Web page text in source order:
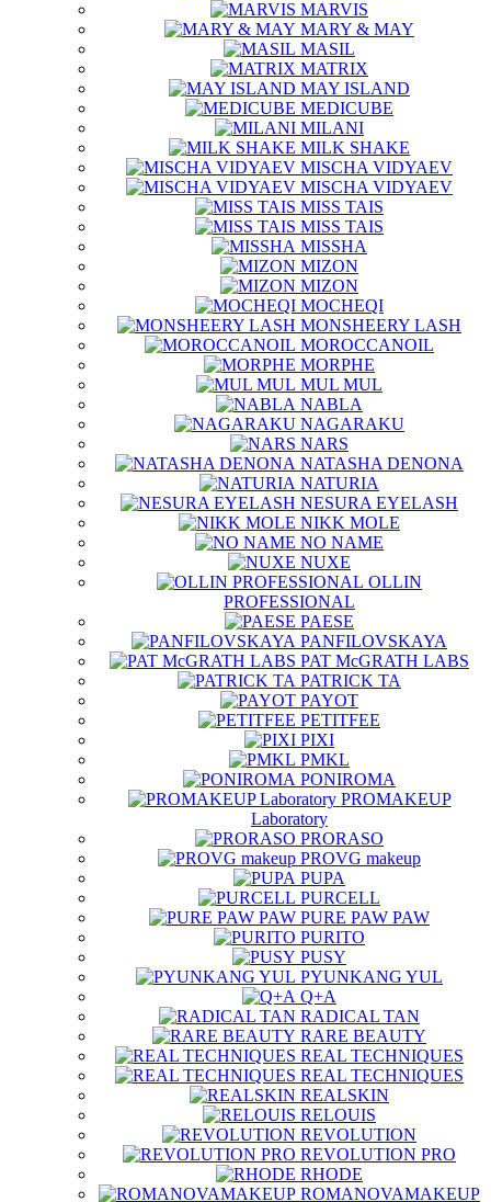
MARVIS
MARY & MAY
MASIL
MATRIX
MAY ISLAND
MEDICUBE
MILANI
MILK SHAKE
MISCHA VIDYAEV
MISCHA VIDYAEV
MISS TAIS
MISS TAIS
MISSHA
MIZON
MIZON
MOCHEQI
MONSHEERY LASH
MOROCCANOIL
MORPHE
MUL MUL
NABLA
NAGARAKU
NARS
NATASHA DENONA
NATURIA
NESURA EYELASH
NIKK MOLE
NO NAME
NUXE
OLLIN
PROFESSIONAL
PAESE
PANFILOVSKAYA
PAT McGRATH LABS
PATRICK TA
PAYOT
PETITFEE
PIXI
PMKL
PONIROMA
PROMAKEUP
Laboratory
PRORASO
PROVG makeup
PUPA
PURCELL
PURE PAW PAW
PURITO
PUSY
PYUNKANG YUL
Q+A
RADICAL TAN
RARE BEAUTY
REAL TECHNIQUES
REAL TECHNIQUES
REALSKIN
RELOUIS
REVOLUTION
REVOLUTION PRO
RHODE
ROMANOVAMAKEUP